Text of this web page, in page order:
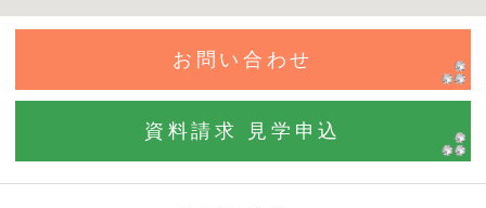
お問い合わせ
資料請求 見学申込